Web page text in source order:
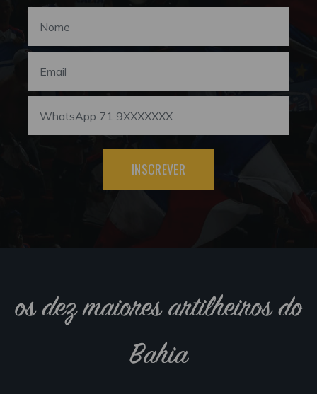
INSCREVER
os dez maiores artilheiros do
Bahia